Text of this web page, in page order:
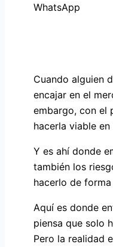
WhatsApp
Cuando alguien
encajar en el
embargo, con el
hacerla viable
Y es ahí donde
también los
hacerlo de
Aquí es donde
piensa que solo
Pero la realidad